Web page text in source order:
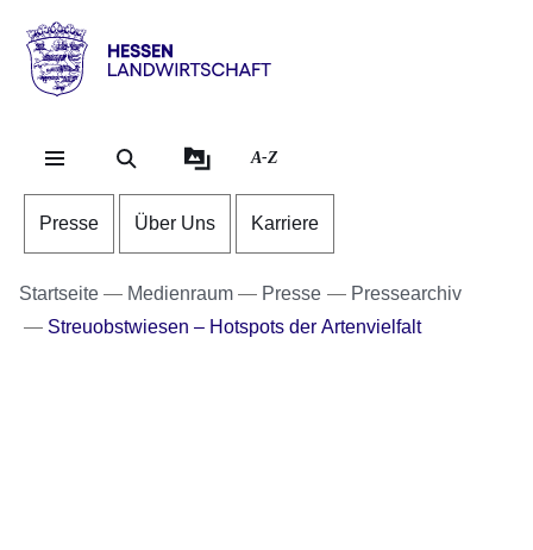
Hessen
Landwirtschaft
A-Z
Presse Über Uns Karriere
Startseite Medienraum Presse
Pressearchiv
Streuobstwiesen – Hotspots der Artenvielfalt